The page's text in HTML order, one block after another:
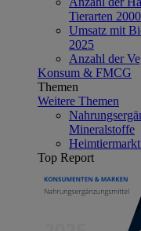
Tierarten
Umsatz mit
2025
Anzahl der
Konsum & FMCG
Themen
Weitere Themen
Mineralstoffe
Top Report